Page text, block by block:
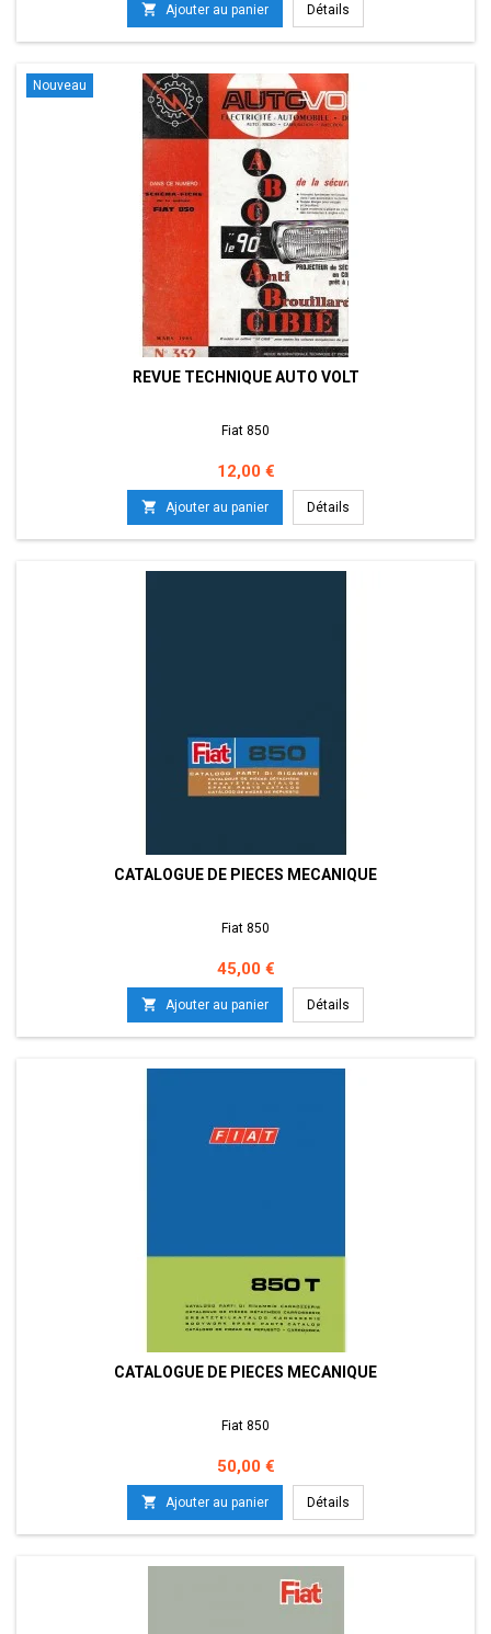
 Ajouter au panier Détails
Nouveau
REVUE TECHNIQUE AUTO VOLT
Fiat 850
Prix
12,00 €
 Ajouter au panier Détails
CATALOGUE DE PIECES MECANIQUE
Fiat 850
Prix
45,00 €
 Ajouter au panier Détails
CATALOGUE DE PIECES MECANIQUE
Fiat 850
Prix
50,00 €
 Ajouter au panier Détails